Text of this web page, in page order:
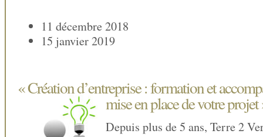
11 décembre 2018
15 janvier 2019
« Création d’entreprise : formation et
mise en place de votre projet
Depuis plus de 5 ans, Terre 2